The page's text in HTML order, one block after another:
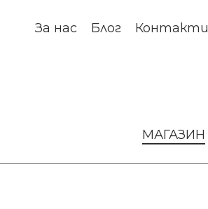
За нас Блог Контакти
МАГАЗИН